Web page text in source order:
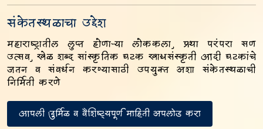
संकेतस्थळाचा उद्देश
महाराष्ट्रातील लुप्त होणाऱ्या लोककला, प्रथा परंपरा सण
उत्सव, खेळ शब्द सांस्कृतिक घटक खाद्यसंस्कृती आदी घटकांचे
जतन व संवर्धन करण्यासाठी उपयुक्त अशा संकेतस्थळाची
निर्मिती करणे
आपली दुर्मिळ व वैशिष्ट्यपूर्ण माहिती अपलोड करा